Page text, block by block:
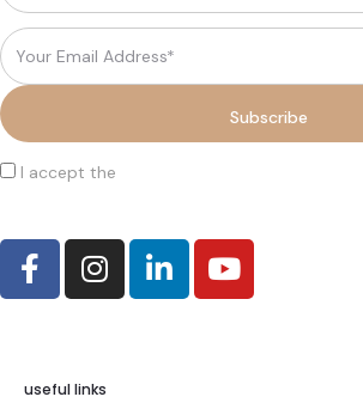
I accept the
useful links